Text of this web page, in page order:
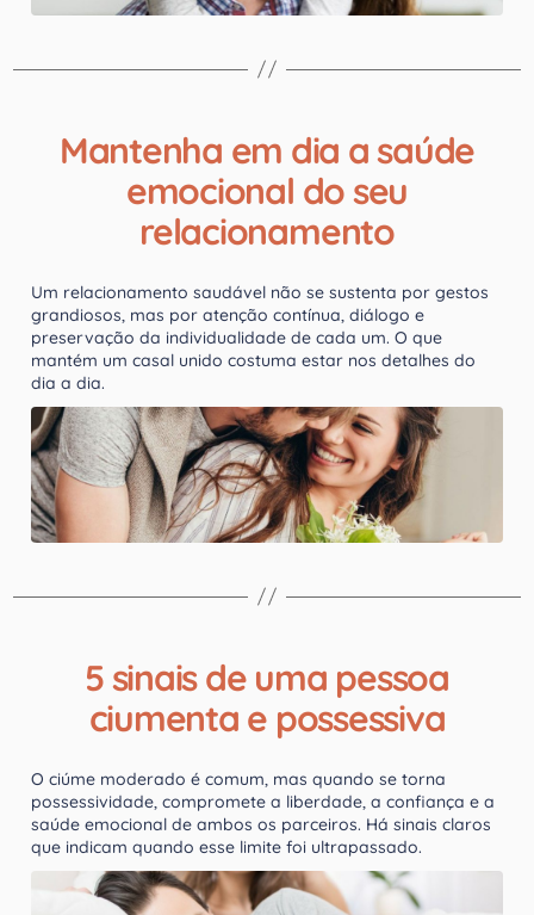
Mantenha em dia a saúde
emocional do seu
relacionamento
Um relacionamento saudável não se sustenta por gestos
grandiosos, mas por atenção contínua, diálogo e
preservação da individualidade de cada um. O que
mantém um casal unido costuma estar nos detalhes do
dia a dia.
5 sinais de uma pessoa
ciumenta e possessiva
O ciúme moderado é comum, mas quando se torna
possessividade, compromete a liberdade, a confiança e a
saúde emocional de ambos os parceiros. Há sinais claros
que indicam quando esse limite foi ultrapassado.